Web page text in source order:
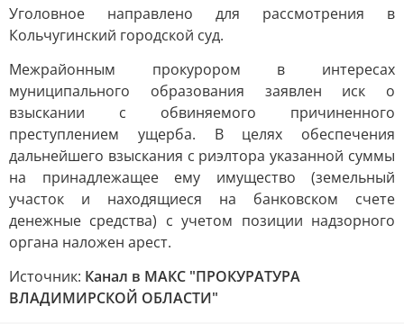
Уголовное направлено для рассмотрения в
Кольчугинский городской суд.
Межрайонным прокурором в интересах
муниципального образования заявлен иск о
взыскании с обвиняемого причиненного
преступлением ущерба. В целях обеспечения
дальнейшего взыскания с риэлтора указанной суммы
на принадлежащее ему имущество (земельный
участок и находящиеся на банковском счете
денежные средства) с учетом позиции надзорного
органа наложен арест.
Источник: Канал в МАКС "ПРОКУРАТУРА
ВЛАДИМИРСКОЙ ОБЛАСТИ"